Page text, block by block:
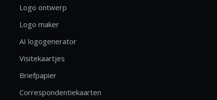
Logo ontwerp
Logo maker
AI logogenerator
Visitekaartjes
Briefpapier
Correspondentiekaarten